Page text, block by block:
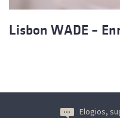
Lisbon WADE –
Elogios,